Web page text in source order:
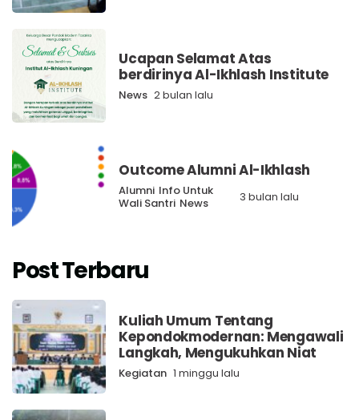
Ucapan Selamat Atas
berdirinya Al-Ikhlash Institute
News 2 bulan lalu
Outcome Alumni Al-Ikhlash
Alumni Info Untuk
Wali Santri News 3 bulan lalu
Post Terbaru
Kuliah Umum Tentang
Kepondokmodernan: Mengawali
Langkah, Mengukuhkan Niat
Kegiatan 1 minggu lalu